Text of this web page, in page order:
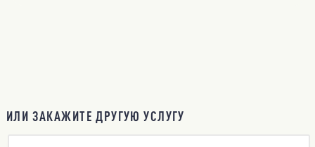
ИЛИ ЗАКАЖИТЕ ДРУГУЮ УСЛУГУ